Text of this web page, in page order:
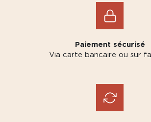
Paiement sécurisé
Via carte bancaire ou sur